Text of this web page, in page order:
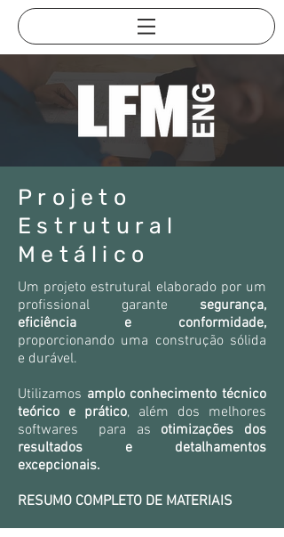
Projeto
Estrutural
Metálico
Um projeto estrutural elaborado por um
profissional garante segurança,
eficiência e conformidade,
proporcionando uma construção sólida
e durável.
Utilizamos amplo conhecimento técnico
teórico e prático, além dos melhores
softwares para as otimizações dos
resultados e detalhamentos
excepcionais.
RESUMO COMPLETO DE MATERIAIS